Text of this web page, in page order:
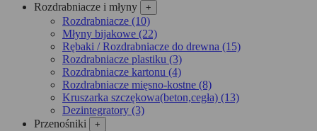
Rozdrabniacze i młyny
+
Rozdrabniacze (10)
Młyny bijakowe (22)
Rębaki / Rozdrabniacze do drewna (15)
Rozdrabniacze plastiku (3)
Rozdrabniacze kartonu (4)
Rozdrabniacze mięsno-kostne (8)
Kruszarka szczękowa(beton,cegła) (13)
Dezintegra­tory (3)
Przenośniki
+